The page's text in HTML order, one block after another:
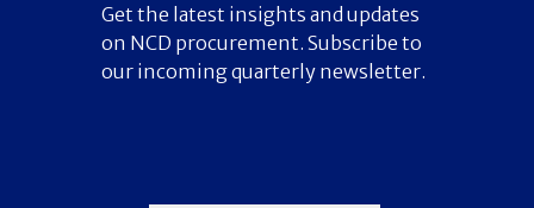
Get the latest insights and updates
on NCD procurement. Subscribe to
our incoming quarterly newsletter.